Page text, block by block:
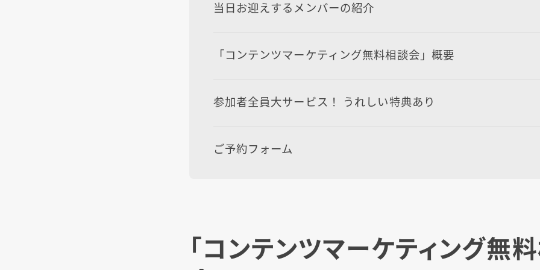
当日お迎えするメンバーの紹介
「コンテンツマーケティング無料相談会」概要
参加者全員大サービス！ うれしい特典あり
ご予約フォーム
「コンテンツマーケティング無